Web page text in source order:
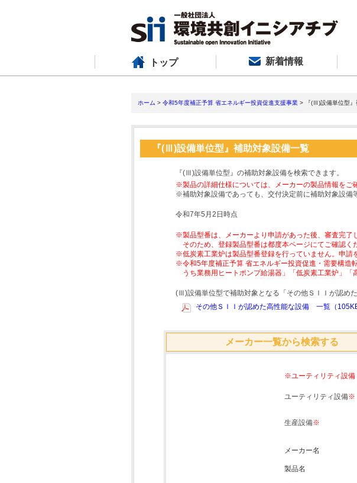
トップ 新着情報
ホーム > 令和5年度補正予算 省エネルギー投資促進支援事業 > 『(Ⅲ)設備単位型』
『(Ⅲ)設備単位型』補助対象設備一覧
『(Ⅲ)設備単位型』の補助対象設備を検索できます。
※製品の詳細仕様については、メーカーの製品情報をご
※補助対象設備であっても、交付決定前に補助対象設備
令和7年5月2日時点
※製品型番は、メーカーより申請があった後、審査完了
そのため、登録製品型番は都度本ページにてご確認く
※低炭素工業炉は製品型番登録を行っていません。申請
※令和5年度補正予算 省エネルギー投資促進・需要構造
うち業務用ヒートポンプ給湯器」「低炭素工業炉」
(Ⅲ)設備単位型で補助対象となる「その他ＳＩＩが認め
その他ＳＩＩが認めた高性能な設備 一覧（105KB
メーカー一覧から検索する
※ユーティリティ設備
ユーティリティ設備※
生産設備※
メーカー名
製品名